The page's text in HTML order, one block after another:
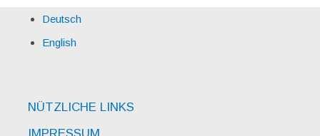
Deutsch
English
NÜTZLICHE LINKS